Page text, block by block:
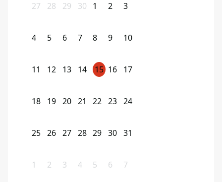
27 28 29 30 1 2 3
4 5 6 7 8 9 10
11 12 13 14 15 16 17
18 19 20 21 22 23 24
25 26 27 28 29 30 31
1 2 3 4 5 6 7